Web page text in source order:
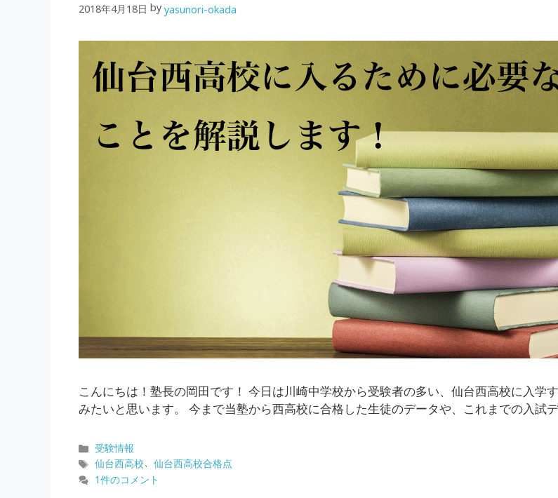
2018年4月18日 by yasunori-okada
こんにちは！塾長の岡田です！ 今日は川崎中学校から受験者の多い、仙台西高校に入学
みたいと思います。 今まで当塾から西高校に合格した生徒のデータや、これまでの入試
カ
テ
ゴ
受験情報
タ
グ
仙台西高校、仙台西高校合格点
1件のコメント